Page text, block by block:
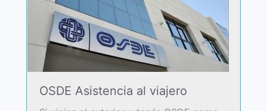
OSDE Asistencia al viajero